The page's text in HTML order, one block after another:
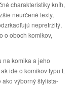
charakteristiky kníh,
neurčené texty,
nepretržitý,
o oboch komikov,
na komika a jeho
ide o komikov typu L
ako výborný štylista-